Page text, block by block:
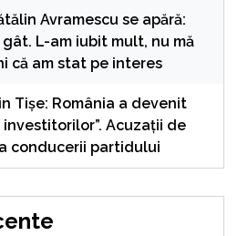
Avramescu se apără:
L-am iubit mult, nu mă
că am stat pe interes
Tișe: România a devenit
Acuzații de
conducerii partidului